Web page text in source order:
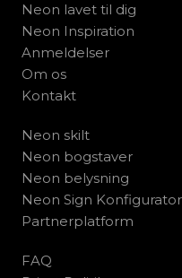
Neon lavet til dig
Neon Inspiration
Anmeldelser
Om os
Kontakt
Neon skilt
Neon bogstaver
Neon belysning
Neon Sign
Partnerplatform
FAQ